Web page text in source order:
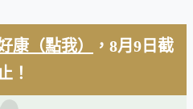
康（點我）
，8月9日截
！